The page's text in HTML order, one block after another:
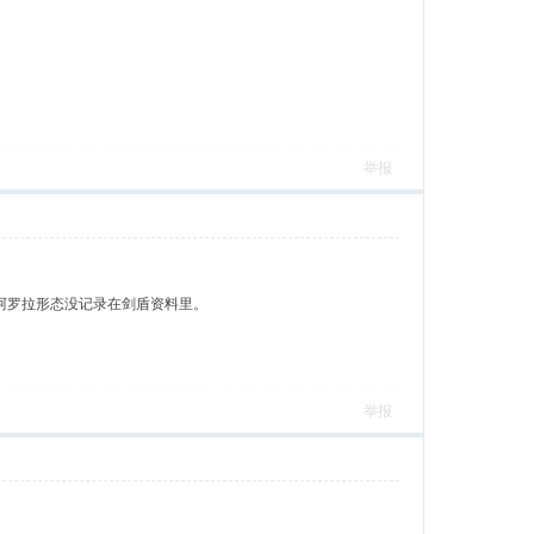
举报
拉形态没记录在剑盾资料里。
举报